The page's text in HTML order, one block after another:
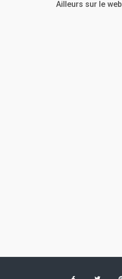
Ailleurs sur le web